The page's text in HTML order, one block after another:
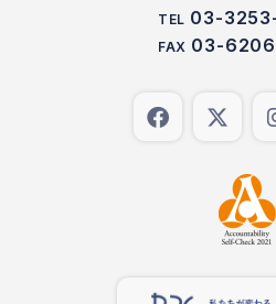
TEL 03-
FAX 03-